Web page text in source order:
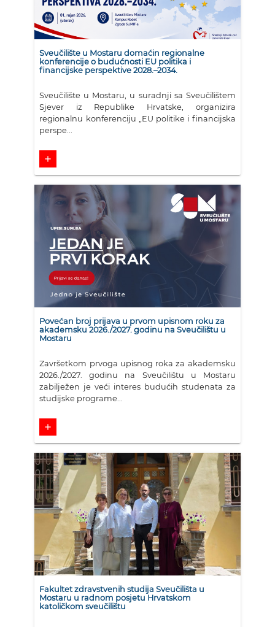
Sveučilište u Mostaru domaćin regionalne
konferencije o budućnosti EU politika i
financijske perspektive 2028.–2034.
Sveučilište u Mostaru, u suradnji sa Sveučilištem
Sjever iz Republike Hrvatske, organizira
regionalnu konferenciju „EU politike i financijska
perspe...
add
Povećan broj prijava u prvom upisnom roku za
akademsku 2026./2027. godinu na Sveučilištu u
Mostaru
Završetkom prvoga upisnog roka za akademsku
2026./2027. godinu na Sveučilištu u Mostaru
zabilježen je veći interes budućih studenata za
studijske programe...
add
Fakultet zdravstvenih studija Sveučilišta u
Mostaru u radnom posjetu Hrvatskom
katoličkom sveučilištu